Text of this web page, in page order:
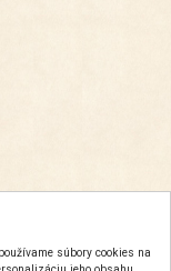
súbory cookies na